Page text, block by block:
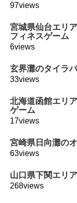
97views
宮城県仙台エリ
フィネスゲーム
6views
玄界灘のタイラ
33views
北海道函館エリ
ゲーム
17views
宮崎県日向灘の
63views
山口県下関エリ
268views